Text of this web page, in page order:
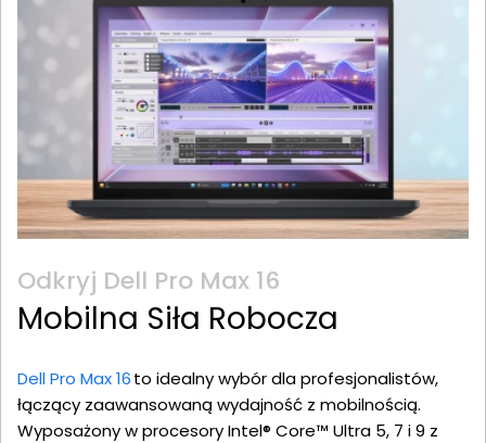
Odkryj Dell Pro Max 16
Mobilna Siła Robocza
Dell Pro Max 16to idealny wybór dla profesjonalistów,
łączący zaawansowaną wydajność z mobilnością.
Wyposażony w procesory Intel® Core™ Ultra 5, 7 i 9 z